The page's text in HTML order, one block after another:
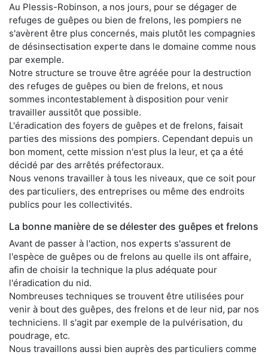
Au Plessis-Robinson, a nos jours, pour se dégager de
refuges de guêpes ou bien de frelons, les pompiers ne
s'avèrent être plus concernés, mais plutôt les compagnies
de désinsectisation experte dans le domaine comme nous
par exemple.
Notre structure se trouve être agréée pour la destruction
des refuges de guêpes ou bien de frelons, et nous
sommes incontestablement à disposition pour venir
travailler aussitôt que possible.
L'éradication des foyers de guêpes et de frelons, faisait
parties des missions des pompiers. Cependant depuis un
bon moment, cette mission n'est plus la leur, et ça a été
décidé par des arrêtés préfectoraux.
Nous venons travailler à tous les niveaux, que ce soit pour
des particuliers, des entreprises ou même des endroits
publics pour les collectivités.
La bonne manière de se délester des guêpes et frelons
Avant de passer à l'action, nos experts s'assurent de
l'espèce de guêpes ou de frelons au quelle ils ont affaire,
afin de choisir la technique la plus adéquate pour
l'éradication du nid.
Nombreuses techniques se trouvent être utilisées pour
venir à bout des guêpes, des frelons et de leur nid, par nos
techniciens. Il s'agit par exemple de la pulvérisation, du
poudrage, etc.
Nous travaillons aussi bien auprès des particuliers comme